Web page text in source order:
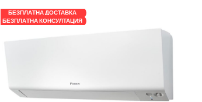
БЕЗПЛАТНА ДОСТАВКА
БЕЗПЛАТНА КОНСУЛТАЦИЯ